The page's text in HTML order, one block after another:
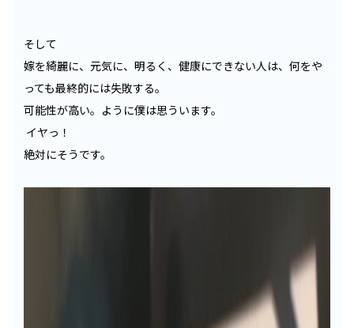
そして
嫁を綺麗に、元気に、明るく、健康にできない人は、何をや
っても最終的には失敗する。
可能性が高い。ように僕は思ういます。
イヤっ！
絶対にそうです。